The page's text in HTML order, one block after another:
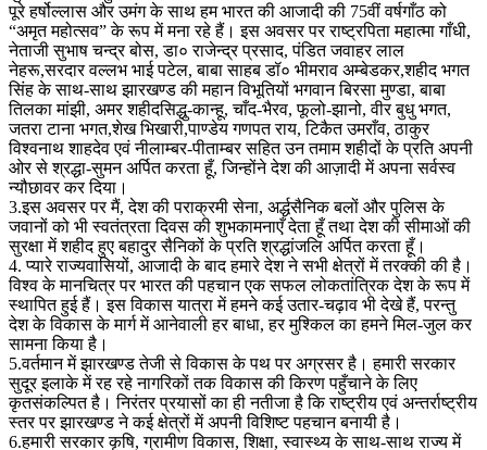
पूरे हर्षोल्लास और उमंग के साथ हम भारत की आजादी की 75वीं वर्षगाँठ को
“अमृत महोत्सव” के रूप में मना रहे हैं। इस अवसर पर राष्ट्रपिता महात्मा गाँधी,
नेताजी सुभाष चन्द्र बोस, डा० राजेन्द्र प्रसाद, पंडित जवाहर लाल
नेहरू,सरदार वल्लभ भाई पटेल, बाबा साहब डॉ० भीमराव अम्बेडकर,शहीद भगत
सिंह के साथ-साथ झारखण्ड की महान विभूतियों भगवान बिरसा मुण्डा, बाबा
तिलका मांझी, अमर शहीदसिद्धु-कान्हू, चाँद-भैरव, फूलो-झानो, वीर बुधु भगत,
जतरा टाना भगत,शेख भिखारी,पाण्डेय गणपत राय, टिकैत उमराँव, ठाकुर
विश्वनाथ शाहदेव एवं नीलाम्बर-पीताम्बर सहित उन तमाम शहीदों के प्रति अपनी
ओर से श्रद्धा-सुमन अर्पित करता हूँ, जिन्होंने देश की आज़ादी में अपना सर्वस्व
न्यौछावर कर दिया।
3.इस अवसर पर मैं, देश की पराक्रमी सेना, अर्द्धसैनिक बलों और पुलिस के
जवानों को भी स्वतंत्रता दिवस की शुभकामनाएँ देता हूँ तथा देश की सीमाओं की
सुरक्षा में शहीद हुए बहादुर सैनिकों के प्रति श्रद्धांजलि अर्पित करता हूँ।
4. प्यारे राज्यवासियों, आजादी के बाद हमारे देश ने सभी क्षेत्रों में तरक्की की है।
विश्व के मानचित्र पर भारत की पहचान एक सफल लोकतांत्रिक देश के रूप में
स्थापित हुई हैं। इस विकास यात्रा में हमने कई उतार-चढ़ाव भी देखे हैं, परन्तु
देश के विकास के मार्ग में आनेवाली हर बाधा, हर मुश्किल का हमने मिल-जुल कर
सामना किया है।
5.वर्तमान में झारखण्ड तेजी से विकास के पथ पर अग्रसर है। हमारी सरकार
सुदूर इलाके में रह रहे नागरिकों तक विकास की किरण पहुँचाने के लिए
कृतसंकल्पित है। निरंतर प्रयासों का ही नतीजा है कि राष्ट्रीय एवं अन्तर्राष्ट्रीय
स्तर पर झारखण्ड ने कई क्षेत्रों में अपनी विशिष्ट पहचान बनायी है।
6.हमारी सरकार कृषि, ग्रामीण विकास, शिक्षा, स्वास्थ्य के साथ-साथ राज्य में